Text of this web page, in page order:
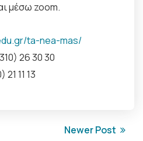
μέσω zoom.
ta-nea-mas/
26 30 30
21 11 13
Newer Post